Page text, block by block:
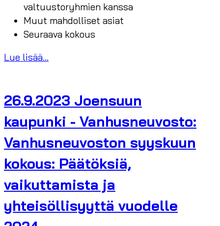
valtuustoryhmien kanssa
Muut mahdolliset asiat
Seuraava kokous
Lue lisää...
26.9.2023 Joensuun
kaupunki - Vanhusneuvosto:
Vanhusneuvoston syyskuun
kokous: Päätöksiä,
vaikuttamista ja
yhteisöllisyyttä vuodelle